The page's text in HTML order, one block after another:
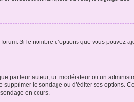
Si le nombre d’options que vous
par leur auteur, un modérateur ou un
le sondage ou d’éditer ses
en cours.